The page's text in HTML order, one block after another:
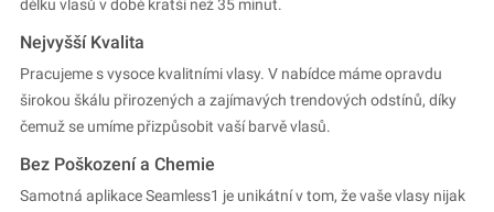
délku vlasů v době kratší než 35 minut.
Nejvyšší Kvalita
Pracujeme s vysoce kvalitními vlasy. V nabídce máme opravdu
širokou škálu přirozených a zajímavých trendových odstínů, díky
čemuž se umíme přizpůsobit vaší barvě vlasů.
Bez Poškození a Chemie
Samotná aplikace Seamless1 je unikátní v tom, že vaše vlasy nijak